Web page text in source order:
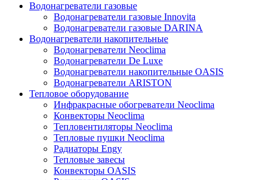
Водонагреватели газовые
Водонагреватели газовые Innovita
Водонагреватели газовые DARINA
Водонагреватели накопительные
Водонагреватели Neoclima
Водонагреватели De Luxe
Водонагреватели накопительные OASIS
Водонагреватели ARISTON
Тепловое оборудование
Инфракрасные обогреватели Neoclima
Конвекторы Neoclima
Тепловентиляторы Neoclima
Тепловые пушки Neoclima
Радиаторы Engy
Тепловые завесы
Конвекторы OASIS